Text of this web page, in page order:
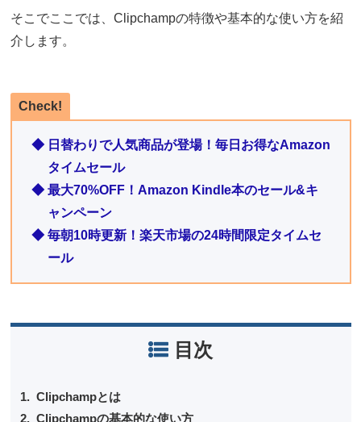
そこでここでは、Clipchampの特徴や基本的な使い方を紹
介します。
Check!
◆ 日替わりで人気商品が登場！毎日お得なAmazon
タイムセール
◆ 最大70%OFF！Amazon Kindle本のセール&キ
ャンペーン
◆ 毎朝10時更新！楽天市場の24時間限定タイムセ
ール
目次
Clipchampとは
Clipchampの基本的な使い方